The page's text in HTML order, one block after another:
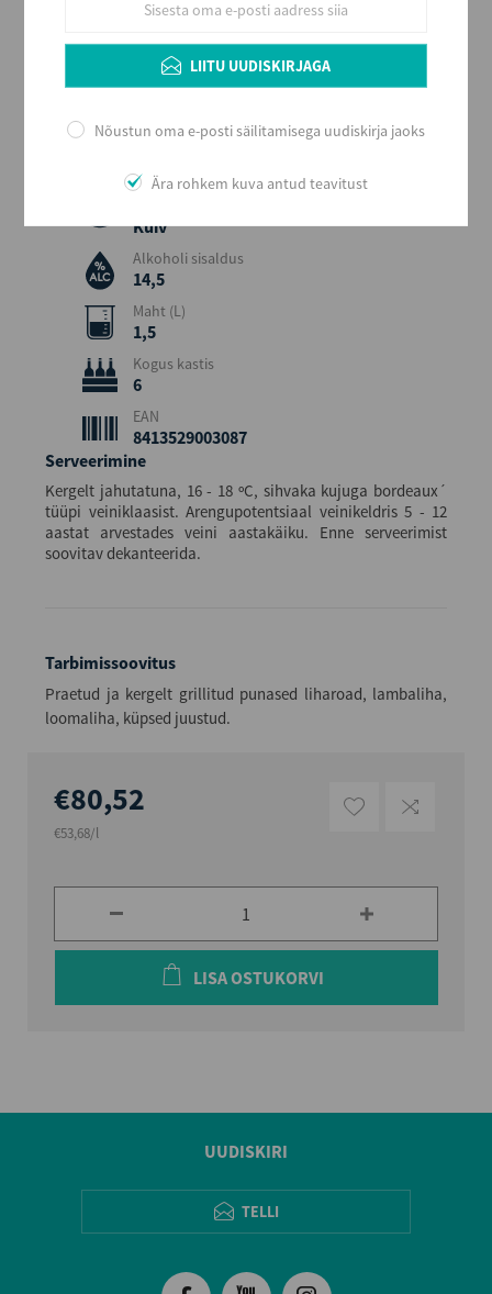
Tempranillo, Garnacha Tinta
Aastakäik
2017
Tugev ja vürtsikas
Kuiv
Alkoholi sisaldus
14,5
Maht (L)
1,5
Kogus kastis
6
EAN
8413529003087
Serveerimine
Kergelt jahutatuna, 16 - 18 ºC, sihvaka kujuga bordeaux´
tüüpi veiniklaasist. Arengupotentsiaal veinikeldris 5 - 12
aastat arvestades veini aastakäiku. Enne serveerimist
soovitav dekanteerida.
Tarbimissoovitus
Praetud ja kergelt grillitud punased liharoad, lambaliha,
loomaliha, küpsed juustud.
€80,52
€53,68/l
LISA OSTUKORVI
UUDISKIRI
TELLI
LIITU UUDISKIRJAGA
Nõustun oma e-posti säilitamisega uudiskirja jaoks
Ära rohkem kuva antud teavitust